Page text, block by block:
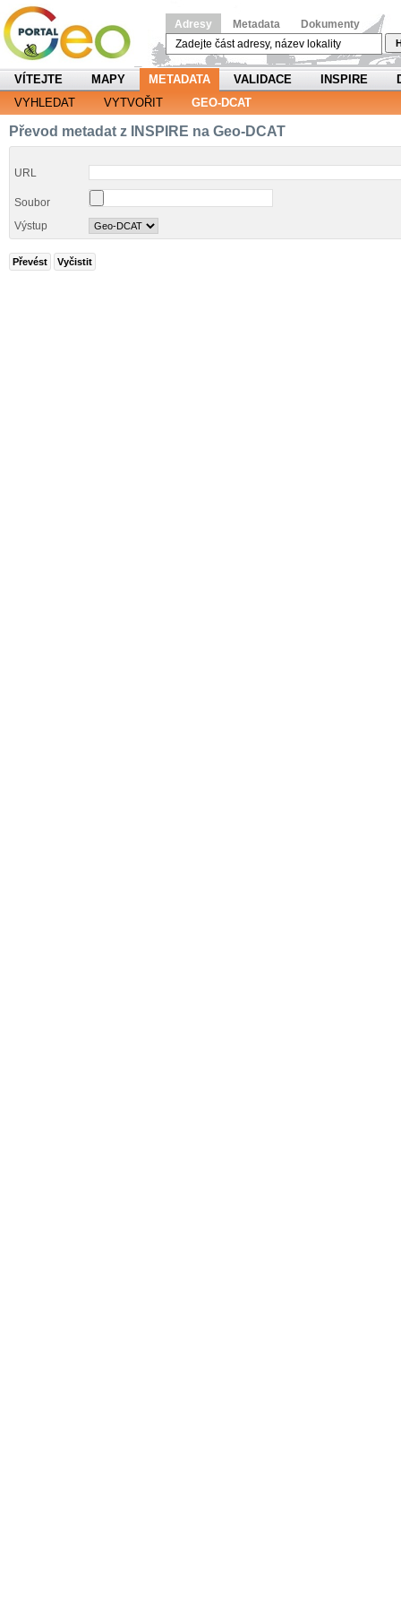
Adresy Metadata Dokumenty
VÍTEJTE MAPY METADATA VALIDACE INSPIRE
VYHLEDAT
VYTVOŘIT GEO-DCAT
Převod metadat z INSPIRE na Geo-DCAT
URL
Soubor
Výstup